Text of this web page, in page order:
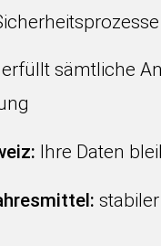
sämtliche
Ihre Daten